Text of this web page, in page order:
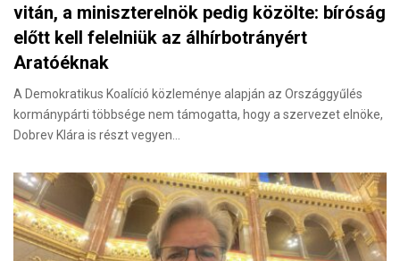
vitán, a miniszterelnök pedig közölte: bíróság
előtt kell felelniük az álhírbotrányért
Aratóéknak
A Demokratikus Koalíció közleménye alapján az Országgyűlés
kormánypárti többsége nem támogatta, hogy a szervezet elnöke,
Dobrev Klára is részt vegyen…